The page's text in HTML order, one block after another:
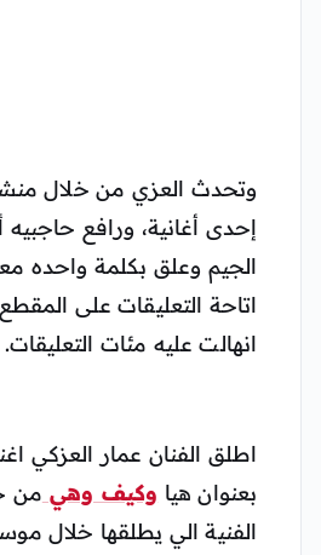
وتحدث العزي من خلال
إحدى أغانية، ورافع حاجبيه
الجيم وعلق بكلمة واحده
اتاحة التعليقات على
انهالت عليه مئات التعليقات.
اطلق الفنان عمار العزكي
بعنوان هيا وكيف وهي من